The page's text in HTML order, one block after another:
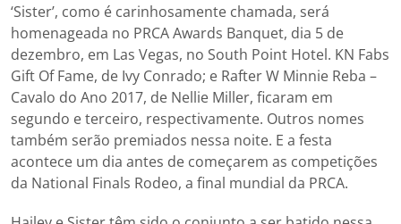
‘Sister’, como é carinhosamente chamada, será
homenageada no PRCA Awards Banquet, dia 5 de
dezembro, em Las Vegas, no South Point Hotel. KN Fabs
Gift Of Fame, de Ivy Conrado; e Rafter W Minnie Reba –
Cavalo do Ano 2017, de Nellie Miller, ficaram em
segundo e terceiro, respectivamente. Outros nomes
também serão premiados nessa noite. E a festa
acontece um dia antes de começarem as competições
da National Finals Rodeo, a final mundial da PRCA.